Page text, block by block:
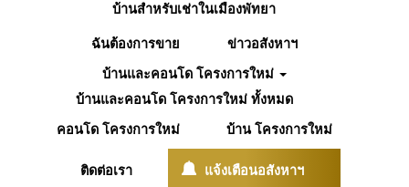
บ้านสำหรับเช่าในเมืองพัทยา
ฉันต้องการขาย ข่าวอสังหาฯ
บ้านและคอนโด โครงการใหม่
บ้านและคอนโด โครงการใหม่ ทั้งหมด
คอนโด โครงการใหม่ บ้าน โครงการใหม่
ติดต่อเรา แจ้งเตือนอสังหาฯ